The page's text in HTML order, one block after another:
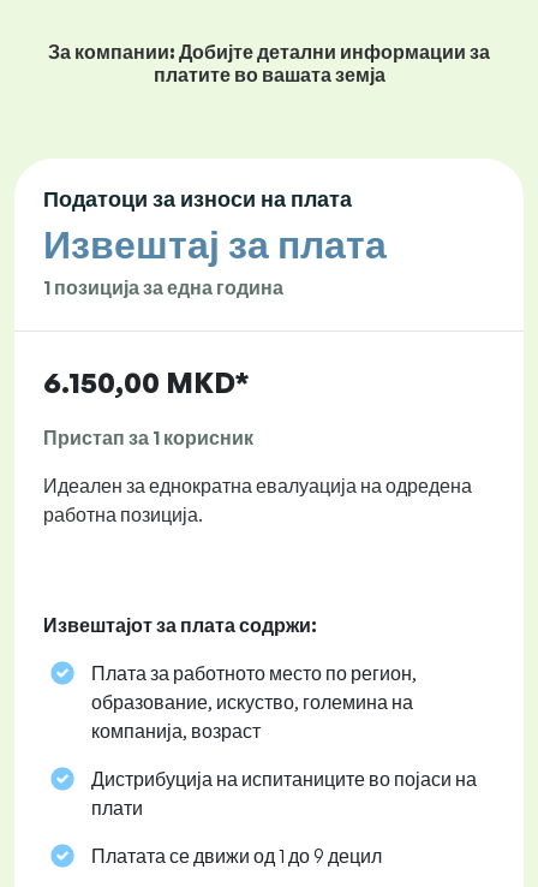
За компании: Добијте детални информации за
платите во вашата земја
Податоци за износи на плата
Извештај за плата
1 позиција за една година
6.150,00 MKD*
Пристап за 1 корисник
Идеален за еднократна евалуација на одредена
работна позиција.
Извештајот за плата содржи:
Плата за работното место по регион,
образование, искуство, големина на
компанија, возраст
Дистрибуција на испитаниците во појаси на
плати
Платата се движи од 1 до 9 децил